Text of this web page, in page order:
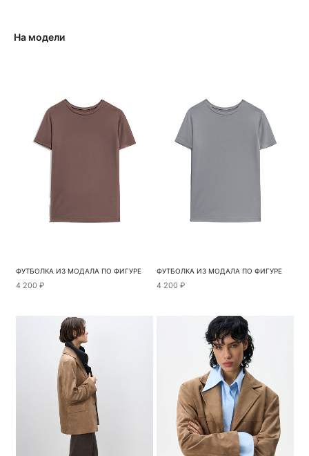
На модели
ФУТБОЛКА ИЗ МОДАЛА ПО ФИГУРЕ
4 200 ₽
ФУТБОЛКА ИЗ МОДАЛА ПО ФИГУРЕ
4 200 ₽